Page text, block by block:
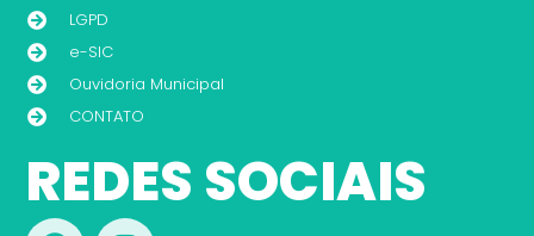
LGPD
e-SIC
Ouvidoria Municipal
CONTATO
REDES SOCIAIS